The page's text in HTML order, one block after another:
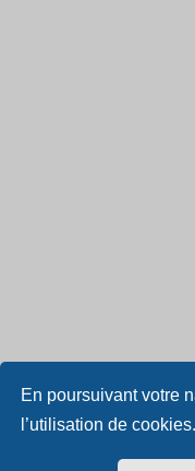
En poursuivant votre
l’utilisation de cookies.